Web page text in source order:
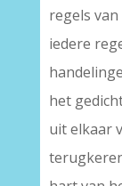
regels
iedere
het
uit elkaar